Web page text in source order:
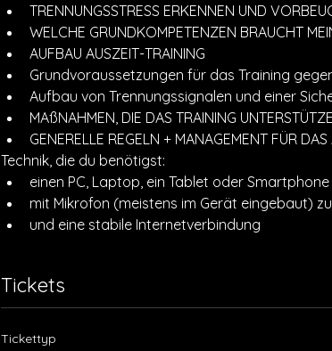
TRENNUNGSSTRESS ERKENNEN UND
WELCHE GRUNDKOMPETENZEN BRAUCHT
AUFBAU AUSZEIT-TRAINING
Grundvoraussetzungen für das Training
Aufbau von Trennungssignalen und einer
MAßNAHMEN, DIE DAS TRAINING
GENERELLE REGELN + MANAGEMENT FÜR DAS
Technik, die du benötigst:
einen PC, Laptop, ein Tablet oder Smartphone
mit Mikrofon (meistens im Gerät eingebaut)
und eine stabile Internetverbindung
Tickets
Tickettyp